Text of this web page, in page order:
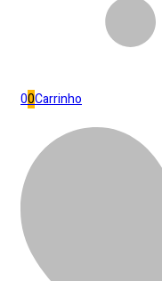
00Carrinho